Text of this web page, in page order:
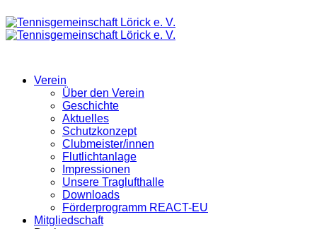
Verein
Über den Verein
Geschichte
Aktuelles
Schutzkonzept
Clubmeister/innen
Flutlichtanlage
Impressionen
Unsere Traglufthalle
Downloads
Förderprogramm REACT-EU
Mitgliedschaft